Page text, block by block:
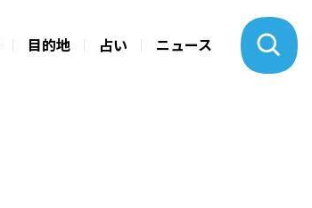
目的地 占い ニュース